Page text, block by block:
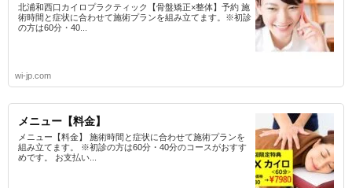
北浦和西口カイロプラクティック【骨盤矯正×整体】予約 施
術時間と症状に合わせて施術プランを組み立てます。※初診
の方は60分・40...
wi-jp.com
メニュー【料金】
メニュー【料金】 施術時間と症状に合わせて施術プランを
組み立てます。 ※初診の方は60分・40分のコースがおすす
めです。 お支払い...